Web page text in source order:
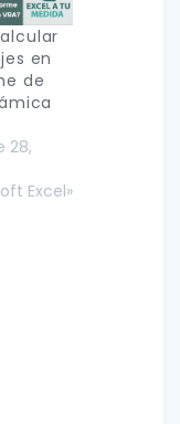
en
de
28,
Excel»